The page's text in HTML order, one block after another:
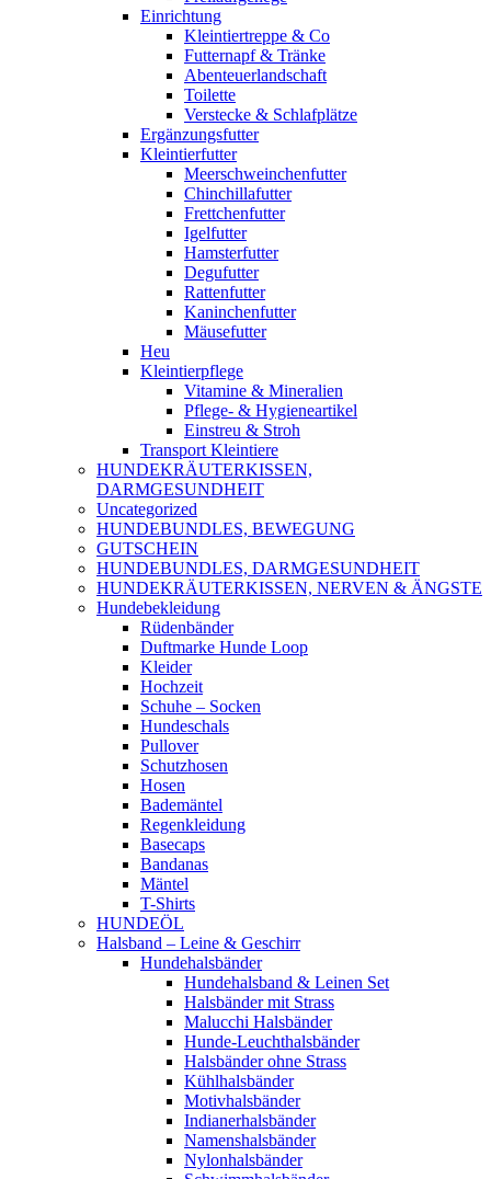
Einrichtung
Kleintiertreppe & Co
Futternapf & Tränke
Abenteuerlandschaft
Toilette
Verstecke & Schlafplätze
Ergänzungsfutter
Kleintierfutter
Meerschweinchenfutter
Chinchillafutter
Frettchenfutter
Igelfutter
Hamsterfutter
Degufutter
Rattenfutter
Kaninchenfutter
Mäusefutter
Heu
Kleintierpflege
Vitamine & Mineralien
Pflege- & Hygieneartikel
Einstreu & Stroh
Transport Kleintiere
HUNDEKRÄUTERKISSEN,
DARMGESUNDHEIT
Uncategorized
HUNDEBUNDLES, BEWEGUNG
GUTSCHEIN
HUNDEBUNDLES, DARMGESUNDHEIT
HUNDEKRÄUTERKISSEN, NERVEN & ÄNGSTE
Hundebekleidung
Rüdenbänder
Duftmarke Hunde Loop
Kleider
Hochzeit
Schuhe – Socken
Hundeschals
Pullover
Schutzhosen
Hosen
Bademäntel
Regenkleidung
Basecaps
Bandanas
Mäntel
T-Shirts
HUNDEÖL
Halsband – Leine & Geschirr
Hundehalsbänder
Hundehalsband & Leinen Set
Halsbänder mit Strass
Malucchi Halsbänder
Hunde-Leuchthalsbänder
Halsbänder ohne Strass
Kühlhalsbänder
Motivhalsbänder
Indianerhalsbänder
Namenshalsbänder
Nylonhalsbänder